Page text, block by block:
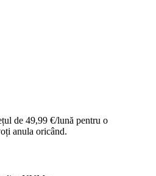
de 49,99 €/lună pentru o
anula oricând.